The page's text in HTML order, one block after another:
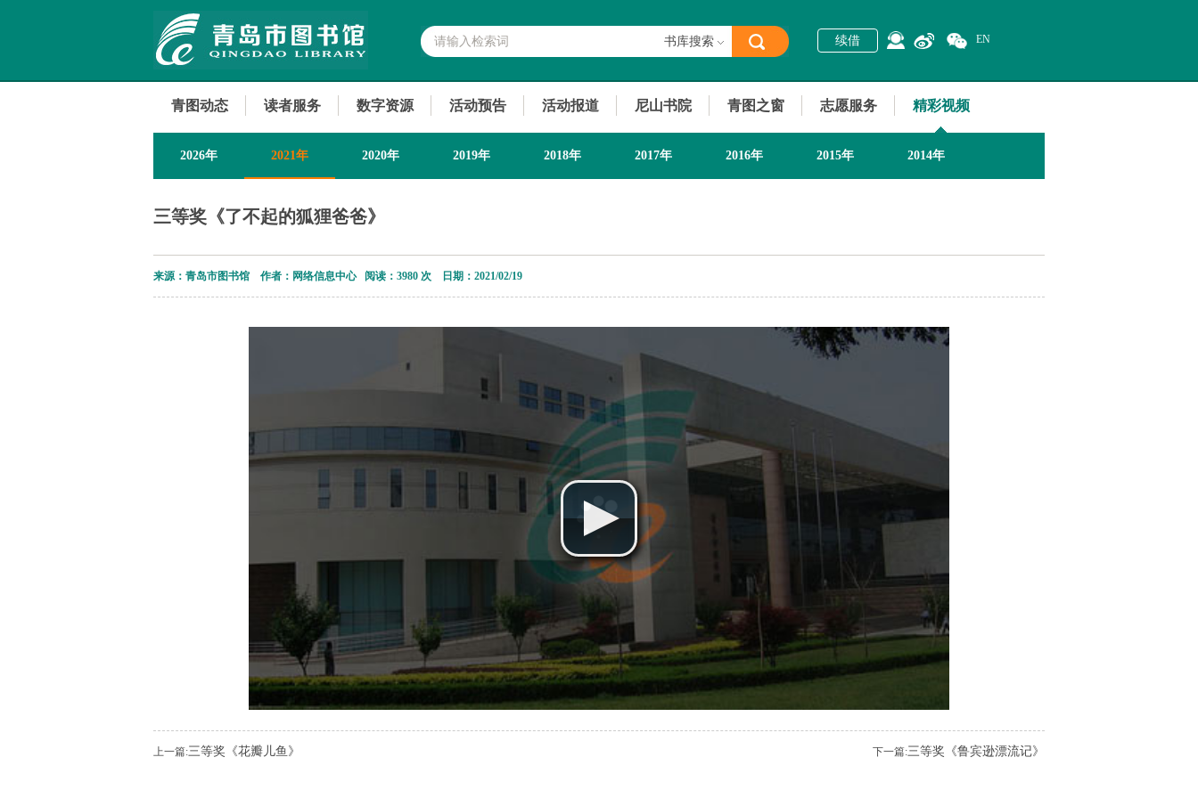
书库搜索 续借 EN
青图动态 读者服务 数字资源 活动预告 活动报道 尼山书院 青图之窗 志愿服务 精彩视频
2026年 2021年 2020年 2019年 2018年 2017年 2016年 2015年 2014年
三等奖《了不起的狐狸爸爸》
来源：青岛市图书馆 作者：网络信息中心 阅读： 3980 次 日期：2021/02/19
下一篇:三等奖《鲁宾逊漂流记》
上一篇:三等奖《花瓣儿鱼》